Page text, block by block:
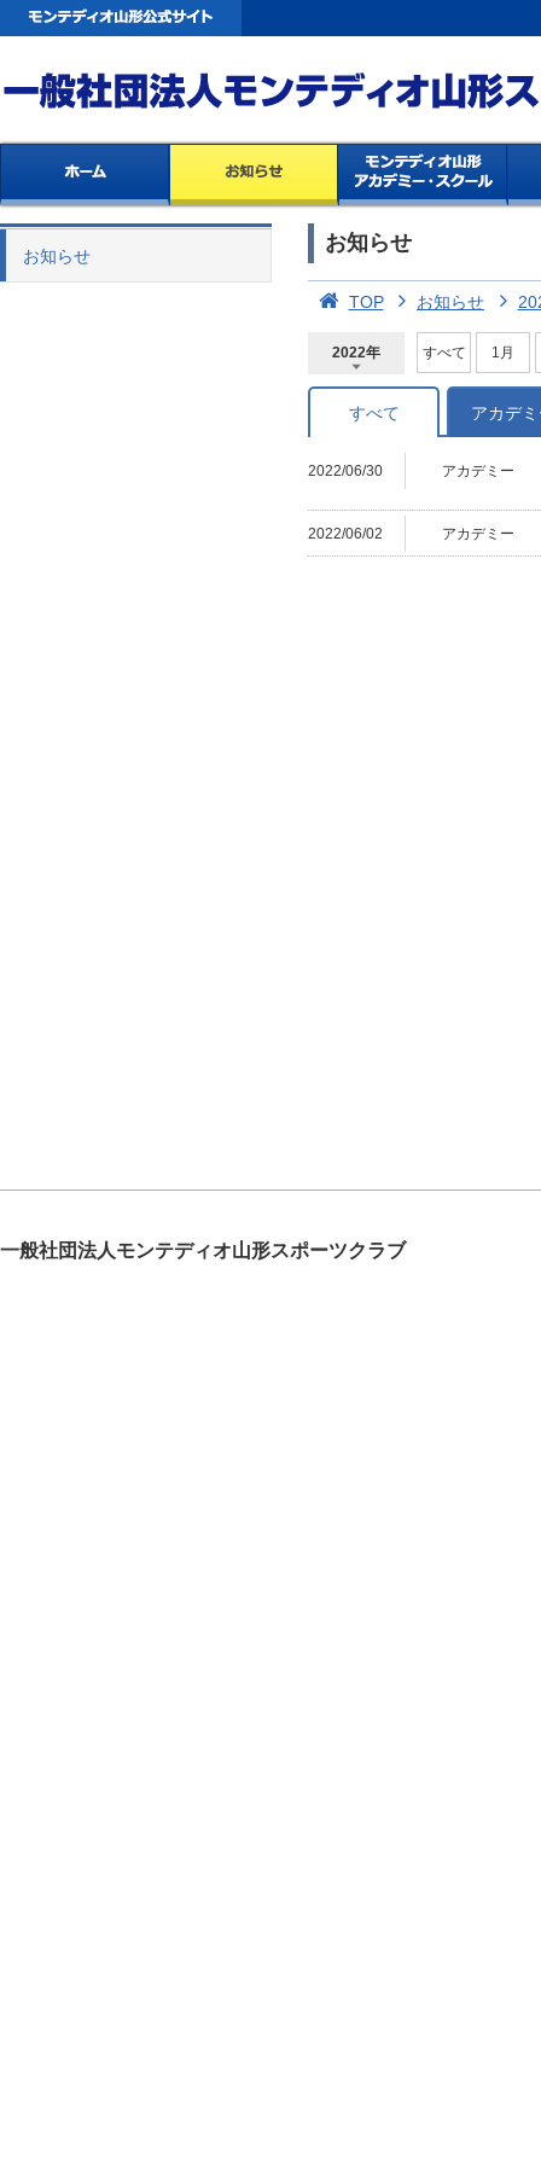
お知らせ
お知らせ
TOP お知らせ
2022年
2026年
2025年
2024年
2023年
2022年
2021年
2020年
2019年
2018年
2017年
2016年
2015年
2014年
すべて 1月
すべて アカデ
2022/06/30 アカデミー
2022/06/02 アカデミー
一般社団法人モンテディオ山形スポーツクラブ